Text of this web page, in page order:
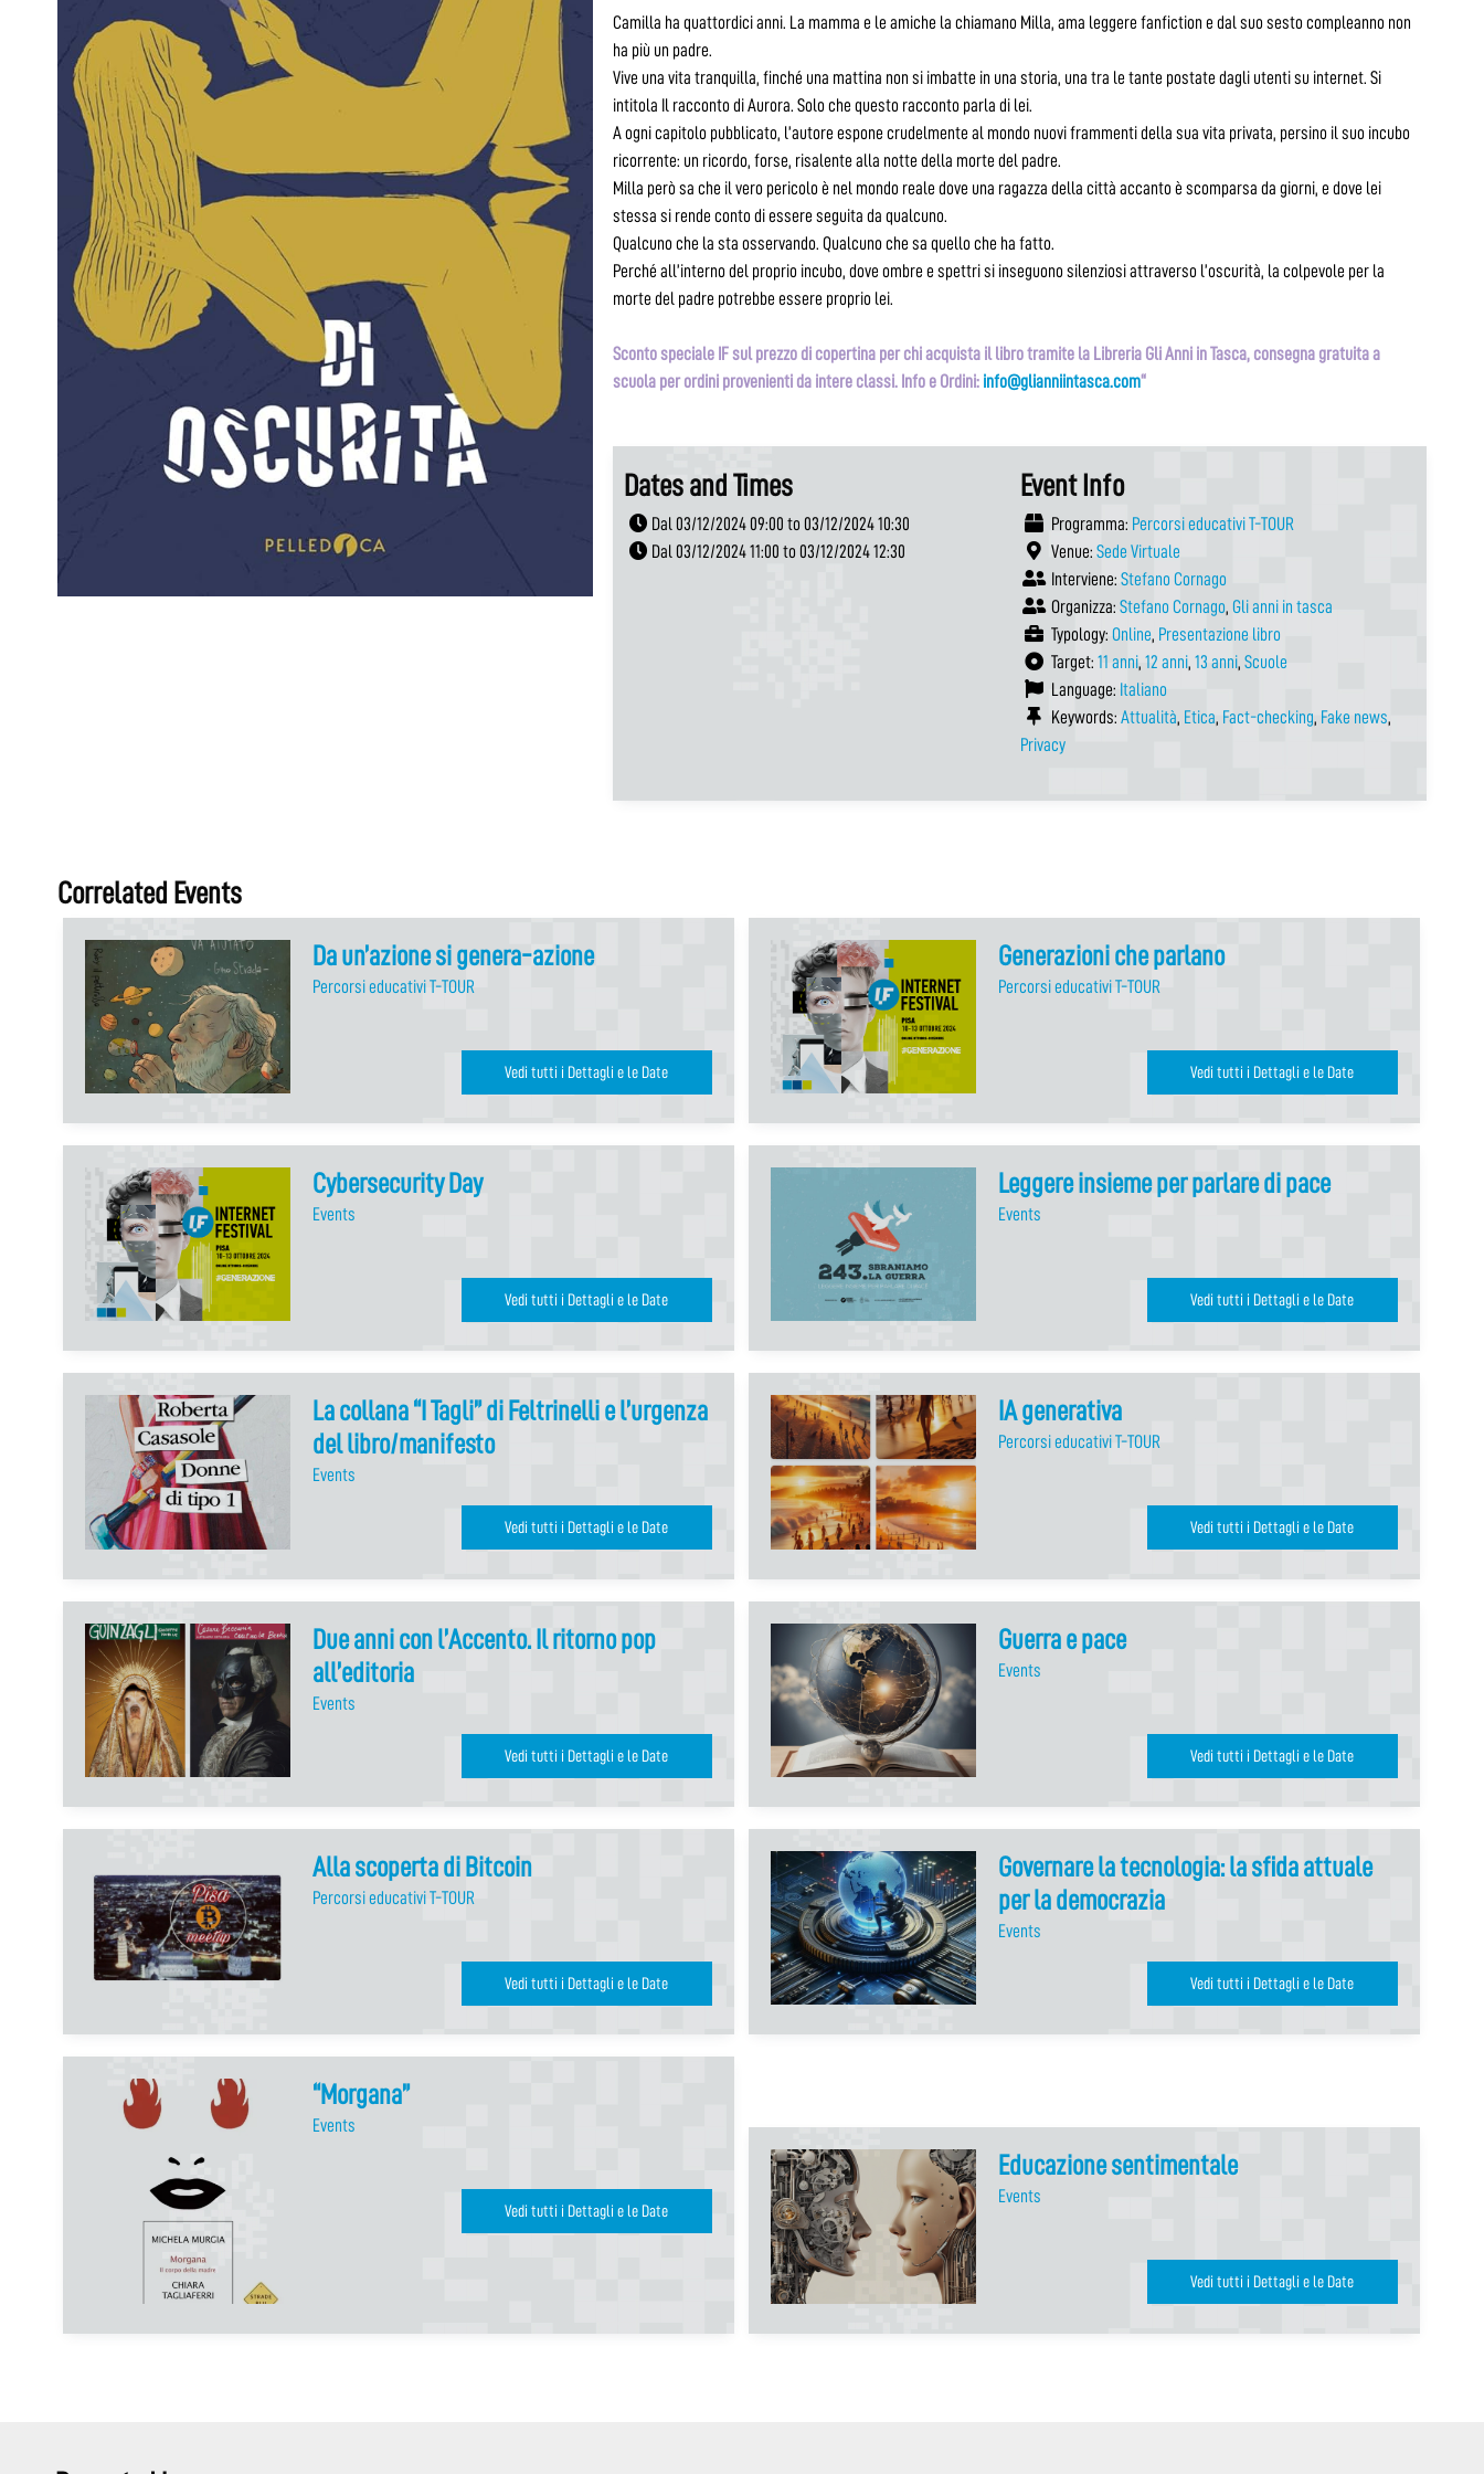
Camilla ha quattordici anni. La mamma e le amiche la chiamano Milla, ama leggere fanfiction e dal suo sesto compleanno non
ha più un padre.
Vive una vita tranquilla, finché una mattina non si imbatte in una storia, una tra le tante postate dagli utenti su internet. Si
intitola Il racconto di Aurora. Solo che questo racconto parla di lei.
A ogni capitolo pubblicato, l’autore espone crudelmente al mondo nuovi frammenti della sua vita privata, persino il suo incubo
ricorrente: un ricordo, forse, risalente alla notte della morte del padre.
Milla però sa che il vero pericolo è nel mondo reale dove una ragazza della città accanto è scomparsa da giorni, e dove lei
stessa si rende conto di essere seguita da qualcuno.
Qualcuno che la sta osservando. Qualcuno che sa quello che ha fatto.
Perché all’interno del proprio incubo, dove ombre e spettri si inseguono silenziosi attraverso l’oscurità, la colpevole per la
morte del padre potrebbe essere proprio lei.
Sconto speciale IF sul prezzo di copertina per chi acquista il libro tramite la Libreria Gli Anni in Tasca, consegna gratuita a
scuola per ordini provenienti da intere classi. Info e Ordini: info@glianniintasca.com“
Dates and Times
Dal 03/12/2024 09:00 to 03/12/2024 10:30
Dal 03/12/2024 11:00 to 03/12/2024 12:30
Event Info
Programma: Percorsi educativi T-TOUR
Venue: Sede Virtuale
Interviene: Stefano Cornago
Organizza: Stefano Cornago, Gli anni in tasca
Typology: Online, Presentazione libro
Target: 11 anni, 12 anni, 13 anni, Scuole
Language: Italiano
Keywords: Attualità, Etica, Fact-checking, Fake news,
Privacy
Correlated Events
Da un’azione si genera-azione
Percorsi educativi T-TOUR
Vedi tutti i Dettagli e le Date
Generazioni che parlano
Percorsi educativi T-TOUR
Vedi tutti i Dettagli e le Date
Cybersecurity Day
Events
Vedi tutti i Dettagli e le Date
Leggere insieme per parlare di pace
Events
Vedi tutti i Dettagli e le Date
La collana “I Tagli” di Feltrinelli e l’urgenza
del libro/manifesto
Events
Vedi tutti i Dettagli e le Date
IA generativa
Percorsi educativi T-TOUR
Vedi tutti i Dettagli e le Date
Due anni con l’Accento. Il ritorno pop
all’editoria
Events
Vedi tutti i Dettagli e le Date
Guerra e pace
Events
Vedi tutti i Dettagli e le Date
Alla scoperta di Bitcoin
Percorsi educativi T-TOUR
Vedi tutti i Dettagli e le Date
Governare la tecnologia: la sfida attuale
per la democrazia
Events
Vedi tutti i Dettagli e le Date
“Morgana”
Events
Vedi tutti i Dettagli e le Date
Educazione sentimentale
Events
Vedi tutti i Dettagli e le Date